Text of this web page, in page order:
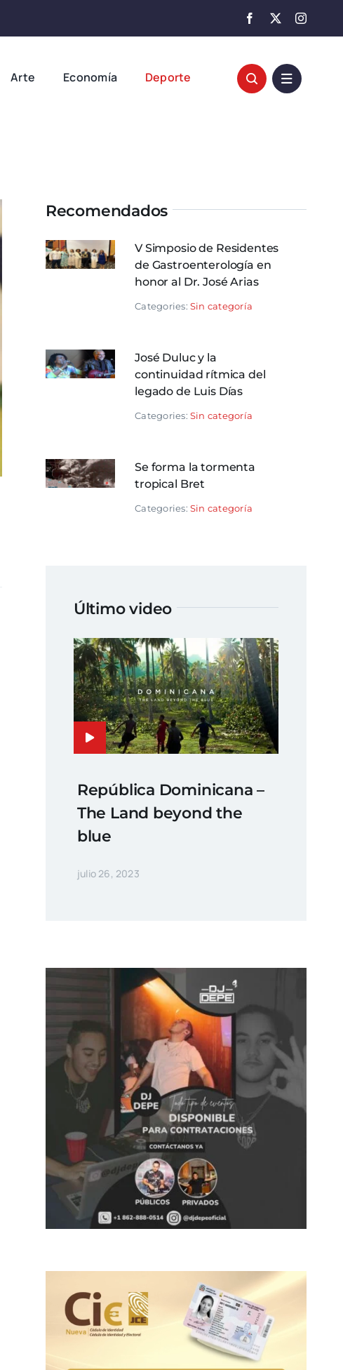
Arte Economía Deporte
Recomendados
V Simposio de Residentes
de Gastroenterología en
honor al Dr. José Arias
Categories: Sin categoría
José Duluc y la
continuidad rítmica del
legado de Luis Días
Categories: Sin categoría
Se forma la tormenta
tropical Bret
Categories: Sin categoría
Último video
República Dominicana –
The Land beyond the
blue
julio 26, 2023